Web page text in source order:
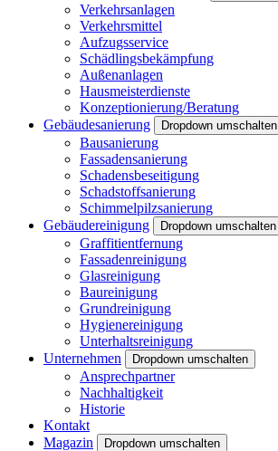
Verkehrsanlagen
Verkehrsmittel
Aufzugsservice
Schädlingsbekämpfung
Außenanlagen
Hausmeisterdienste
Konzeptionierung/Beratung
Gebäudesanierung
Dropdown umschalten
Bausanierung
Fassadensanierung
Schadensbeseitigung
Schadstoffsanierung
Schimmelpilzsanierung
Gebäudereinigung
Dropdown umschalten
Graffitientfernung
Fassadenreinigung
Glasreinigung
Baureinigung
Grundreinigung
Hygienereinigung
Unterhaltsreinigung
Unternehmen
Dropdown umschalten
Ansprechpartner
Nachhaltigkeit
Historie
Kontakt
Magazin
Dropdown umschalten